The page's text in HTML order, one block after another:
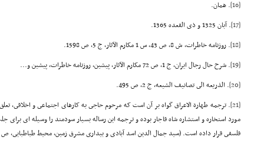
[16]
. همان.
[17]
. آبان 1325 و ذى القعده 1365.
[18]
. روزنامه خاطرات، ش 8، ص 43، س 1 مکارم الآثار، ج 5، ص 1598.
[19]
. شرح حال رجال ایران، ج 1، ص 72 مکارم الآثار، پیشین، روزنامه خاطرات، پیشین و...
[20]
. الذریعه الى تصانیف الشیعه، ج 2، ص 495.
[21]
. ترجمه طهارة الاعراق گواه بر آن است که مرحوم حاجى به کارهاى اجتماعى و اخلاقى،
مورد استخاره و استشاره شاه قاجار بوده و ترجمه این رساله بسیار سودمند را وسیله اى براى
فلسفى قرار داده است. (سید جمال الدین اسد آبادى و بیدارى مشرق زمین، محیط طباطبایى، ص 329-330.)